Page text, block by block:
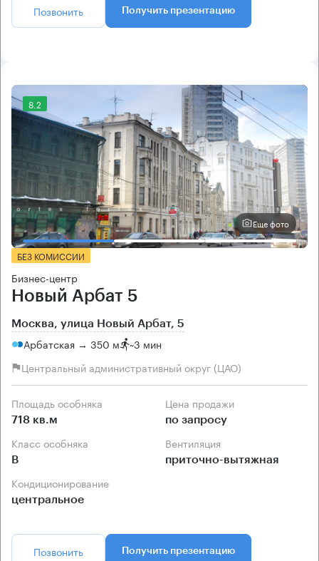
Позвонить Получить презентацию
8.2
Еще фото
БЕЗ КОМИССИИ
Бизнес-центр
Новый Арбат 5
Москва, улица Новый Арбат, 5
Арбатская → 350 м ~3 мин
Центральный административный округ (ЦАО)
Площадь особняка
718 кв.м
Цена продажи
по запросу
Класс особняка
B
Вентиляция
приточно-вытяжная
Кондиционирование
центральное
Позвонить Получить презентацию